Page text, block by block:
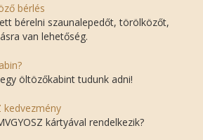
bérlés
bérelni szaunalepedőt, törölközőt,
van lehetőség.
öltözőkabint tudunk adni!
kedvezmény
kártyával rendelkezik?